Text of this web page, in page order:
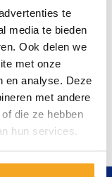
te
media te bieden
Ook delen we
met onze
en analyse. Deze
met andere
die ze hebben
hun services.
het beste voor
kunt u op